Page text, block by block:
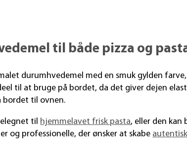
til både pizza og
durum­hvedemel med en smuk gylden
til at bruge på bordet, da det giver dejen
bordet til ovnen.
til hjemme­lavet frisk pasta, eller den kan
og profes­sionelle, der ønsker at skabe